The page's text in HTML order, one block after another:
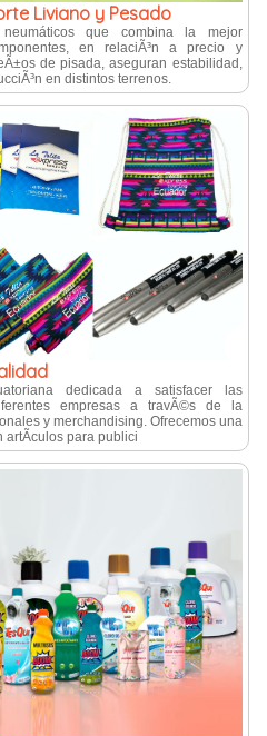
Liviano y Pesado
que combina la mejor
en relaciÃ³n a precio y
de pisada, aseguran estabilidad,
en distintos terrenos.
dedicada a satisfacer las
empresas a travÃ©s de la
y merchandising. Ofrecemos una
artÃ­culos para publici